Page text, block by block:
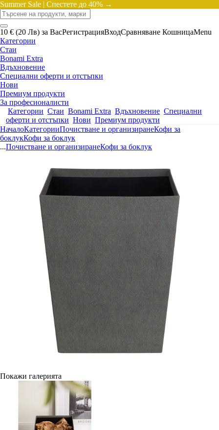
Summer Sale | Спестете до 40% →
10 € (20 Лв) за ВасРегистрацияВходСравняване КошницаMenu
Категории
Стаи
Bonami Extra
Вдъхновение
Специални оферти и отстъпки
Нови
Премиум продукти
За професионалисти
Категории Стаи Bonami Extra Вдъхновение Специални
оферти и отстъпки Нови Премиум продукти
НачалоКатегорииПочистване и организиранеКофи за
боклукКофи за боклук
...Почистване и организиранеКофи за боклук
Покажи галерията